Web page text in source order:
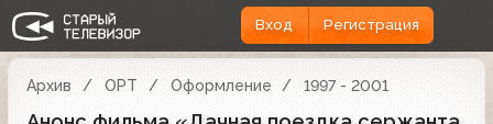
Вход Регистрация
Архив ОРТ Оформление 1997 - 2001